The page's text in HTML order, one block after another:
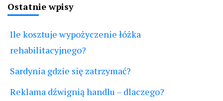
Ostatnie wpisy
Ile kosztuje wypożyczenie łóżka
rehabilitacyjnego?
Sardynia gdzie się zatrzymać?
Reklama dźwignią handlu – dlaczego?